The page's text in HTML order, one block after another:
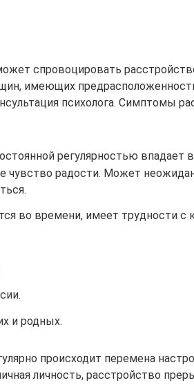
спровоцировать
имеющих
психолога. Симптомы
регулярностью впадает
чувство радости. Может
во времени, имеет трудности с
и родных.
происходит перемена
личность, расстройство